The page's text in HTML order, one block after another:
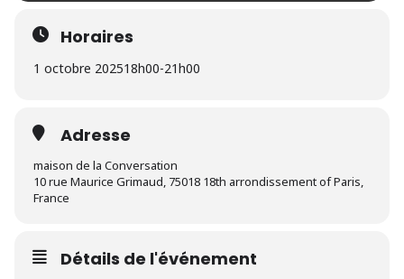
Horaires
1 octobre 202518h00-21h00
Adresse
maison de la Conversation
10 rue Maurice Grimaud, 75018 18th arrondissement of Paris,
France
Détails de l'événement